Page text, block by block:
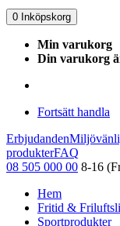
0 Inköpskorg
Min varukorg
Din varukorg
Fortsätt handla
Erbjudanden
produkterFAQ
08 505 000 00 8-16
Hem
Fritid &
Sportprodukter